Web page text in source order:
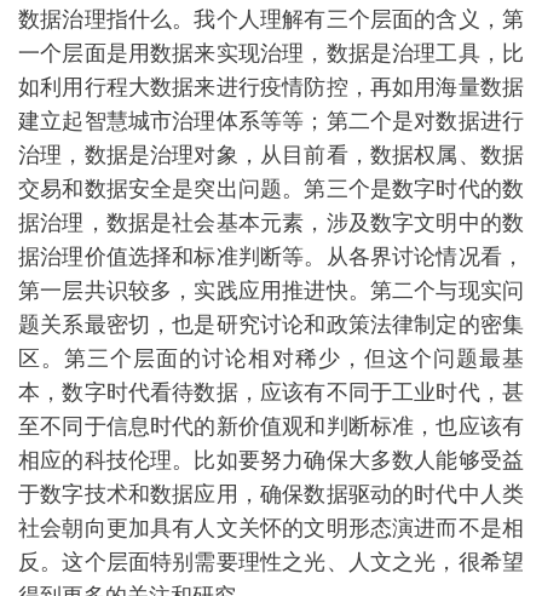
数据治理指什么。我个人理解有三个层面的含义，第
一个层面是用数据来实现治理，数据是治理工具，比
如利用行程大数据来进行疫情防控，再如用海量数据
建立起智慧城市治理体系等等；第二个是对数据进行
治理，数据是治理对象，从目前看，数据权属、数据
交易和数据安全是突出问题。第三个是数字时代的数
据治理，数据是社会基本元素，涉及数字文明中的数
据治理价值选择和标准判断等。从各界讨论情况看，
第一层共识较多，实践应用推进快。第二个与现实问
题关系最密切，也是研究讨论和政策法律制定的密集
区。第三个层面的讨论相对稀少，但这个问题最基
本，数字时代看待数据，应该有不同于工业时代，甚
至不同于信息时代的新价值观和判断标准，也应该有
相应的科技伦理。比如要努力确保大多数人能够受益
于数字技术和数据应用，确保数据驱动的时代中人类
社会朝向更加具有人文关怀的文明形态演进而不是相
反。这个层面特别需要理性之光、人文之光，很希望